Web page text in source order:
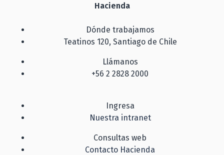
Hacienda
Dónde trabajamos
Teatinos 120, Santiago de Chile
Llámanos
+56 2 2828 2000
Ingresa
Nuestra intranet
Consultas web
Contacto Hacienda